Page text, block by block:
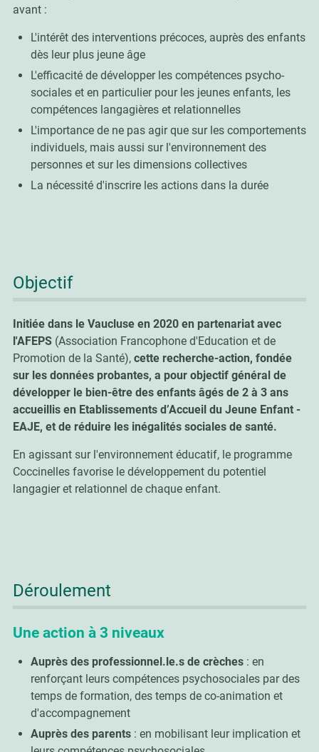
avant :
L'intérêt des interventions précoces, auprès des enfants
dès leur plus jeune âge
L'efficacité de développer les compétences psycho-
sociales et en particulier pour les jeunes enfants, les
compétences langagières et relationnelles
L'importance de ne pas agir que sur les comportements
individuels, mais aussi sur l'environnement des
personnes et sur les dimensions collectives
La nécessité d'inscrire les actions dans la durée
Objectif
Initiée dans le Vaucluse en 2020 en partenariat avec
l'AFEPS(Association Francophone d'Education et de
Promotion de la Santé), cette recherche-action, fondée
sur les données probantes, a pour objectif général de
développer le bien-être des enfants âgés de 2 à 3 ans
accueillis en Etablissements d’Accueil du Jeune Enfant -
EAJE, et de réduire les inégalités sociales de santé.
En agissant sur l'environnement éducatif, le programme
Coccinelles favorise le développement du potentiel
langagier et relationnel de chaque enfant.
Déroulement
Une action à 3 niveaux
Auprès des professionnel.le.s de crèches: en
renforçant leurs compétences psychosociales par des
temps de formation, des temps de co-animation et
d'accompagnement
Auprès des parents: en mobilisant leur implication et